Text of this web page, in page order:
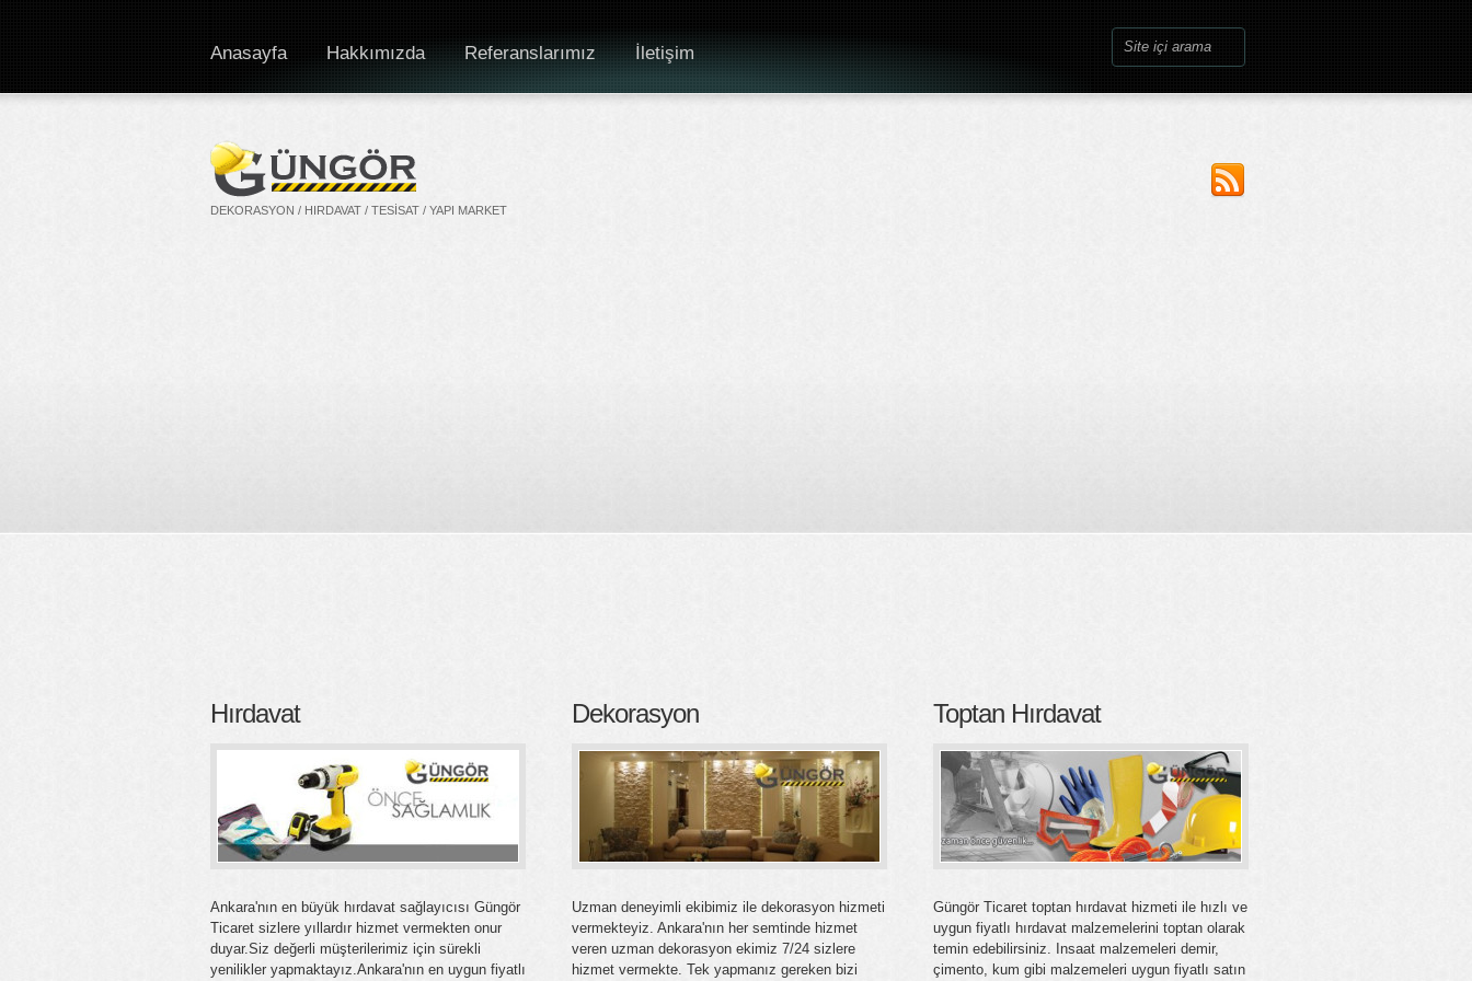
DEKORASYON / HIRDAVAT / TESISAT / YAPI MARKET
Anasayfa Hakkımızda Referanslarımız İletişim
Hırdavat
Ankara'nın en büyük hırdavat sağlayıcısı Güngör
Ticaret sizlere yıllardır hizmet vermekten onur
duyar.Siz değerli müşterilerimiz için sürekli
yenilikler yapmaktayız.Ankara'nın en uygun fiyatlı
Dekorasyon
Uzman deneyimli ekibimiz ile dekorasyon hizmeti
vermekteyiz. Ankara'nın her semtinde hizmet
veren uzman dekorasyon ekimiz 7/24 sizlere
hizmet vermekte. Tek yapmanız gereken bizi
Toptan Hırdavat
Güngör Ticaret toptan hırdavat hizmeti ile hızlı ve
uygun fiyatlı hırdavat malzemelerini toptan olarak
temin edebilirsiniz. Insaat malzemeleri demir,
çimento, kum gibi malzemeleri uygun fiyatlı satın